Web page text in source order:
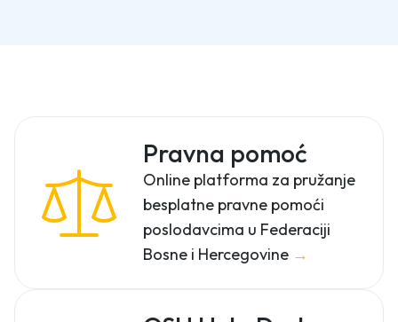
Pravna pomoć
Online platforma za pružanje
besplatne pravne pomoći
poslodavcima u Federaciji
Bosne i Hercegovine →